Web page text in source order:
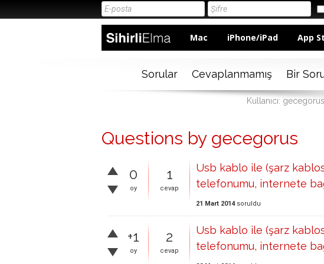
Mac iPhone/iPad App
Sorular Cevaplanmamış Bir
Kullanıcı: gecegorus
Questions by gecegorus
0
oy
1
cevap
Usb kablo ile (şarz
telefonumu, internete
21 Mart 2014 soruldu
+1
oy
2
cevap
Usb kablo ile (şarz
telefonumu, internete